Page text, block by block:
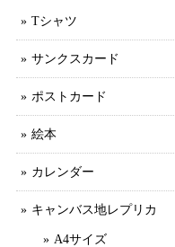
Tシャツ
サンクスカード
ポストカード
絵本
カレンダー
キャンバス地レプリカ
A4サイズ